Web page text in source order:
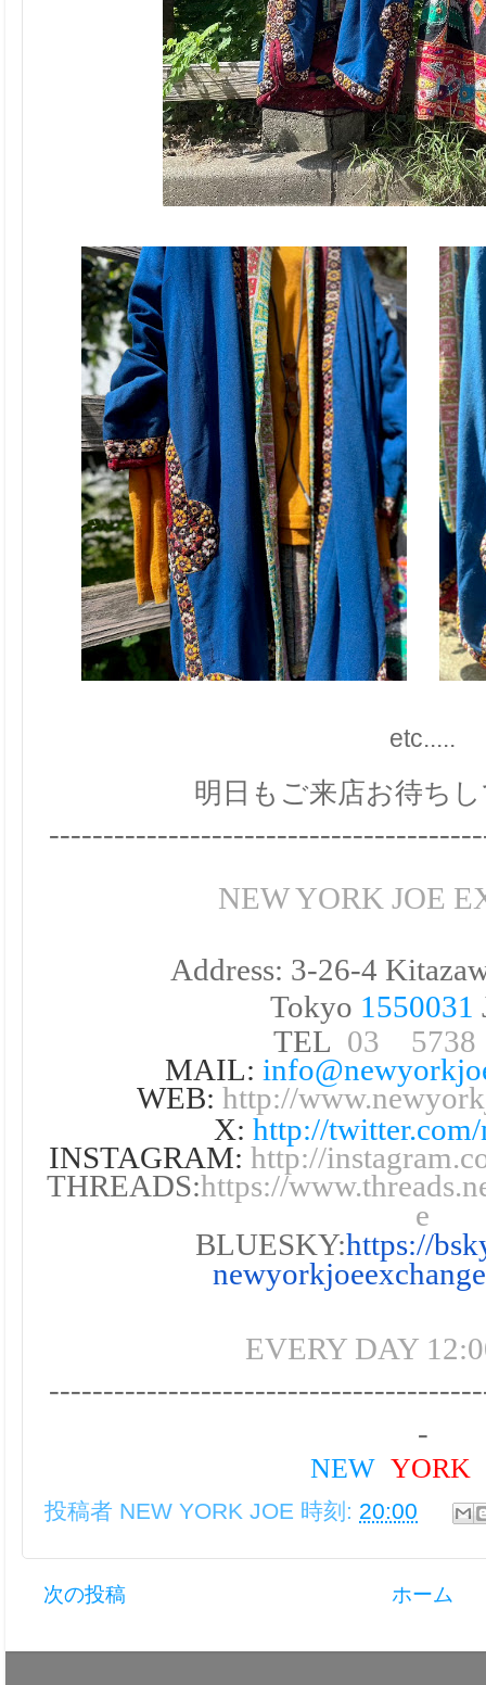
etc.....
明日もご来店お待ち
NEW YORK JOE
Address: 3-26-4
Tokyo 1550031
TEL 03
MAIL:
WEB: http://
X: http://
INSTAGRAM: http://
THREADS:https://
e
BLUESKY:https://
EVERY DAY
-
NEWYORK
投稿者 NEW YORK JOE 時刻: 20:00
次の投稿 ホーム